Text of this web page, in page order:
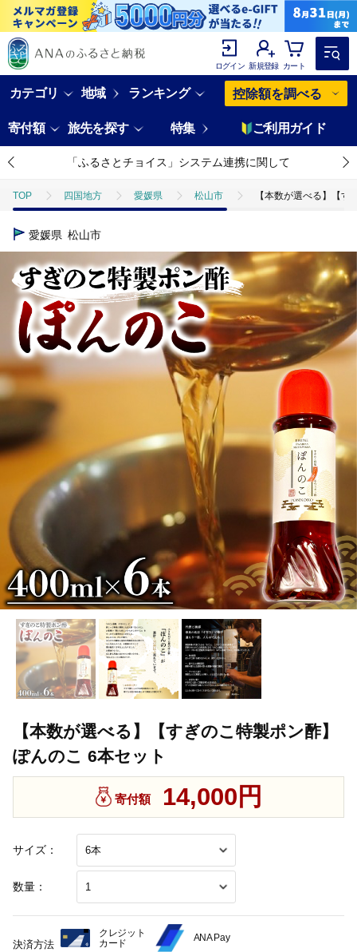
ログイン 新規登録 カート
カテゴリ 地域 ランキング 控除額を調べる
寄付額 旅先を探す 特集 ご利用ガイド
「ふるさとチョイス」システム連携に関して
TOP 四国地方 愛媛県 松山市 【本数が選べる】【
愛媛県 松山市
【本数が選べる】【すぎのこ特製ポン酢】
ぽんのこ 6本セット
サイズ：
数量：
寄付額 14,000円
決済方法
クレジット
カード
ANA Pay